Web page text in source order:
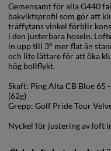
Gemensamt för alla G440
bakviktsprofil som gör att
träffytans vinkel förblir
i den justerbara hoseln.
in upp till 3° mer flat än
och lite lättare för att öka
hög bollflykt.
Skaft: Ping Alta CB Blue 65
(62g)
Grepp: Golf Pride Tour
Nyckel för justering av loft